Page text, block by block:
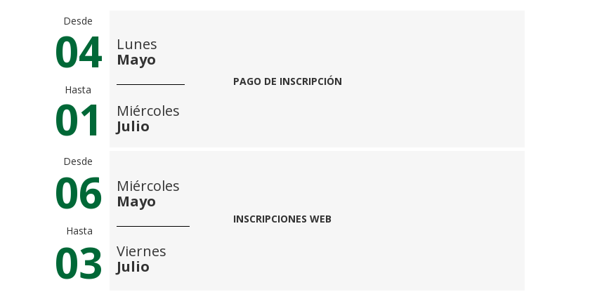
Desde
04
Hasta
01
Lunes
Mayo
Miércoles
Julio
PAGO DE INSCRIPCIÓN
Desde
06
Hasta
03
Miércoles
Mayo
Viernes
Julio
INSCRIPCIONES WEB